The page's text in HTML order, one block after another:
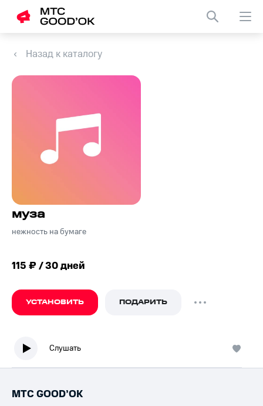
Назад к каталогу
муза
нежность на бумаге
115 ₽ / 30 дней
УСТАНОВИТЬ ПОДАРИТЬ
Слушать
МТС GOOD’OK